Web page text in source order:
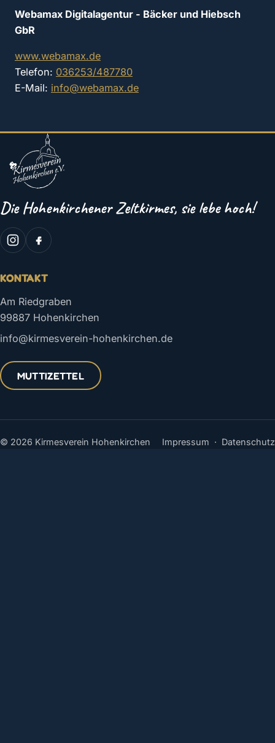
Webamax Digitalagentur - Bäcker und Hiebsch
GbR
www.webamax.de
Telefon: 036253/487780
E-Mail: info@webamax.de
Die Hohenkirchener Zeltkirmes, sie lebe hoch!
KONTAKT
Am Riedgraben
99887 Hohenkirchen
info@kirmesverein-hohenkirchen.de
MUTTIZETTEL
© 2026 Kirmesverein Hohenkirchen Impressum · Datenschutz